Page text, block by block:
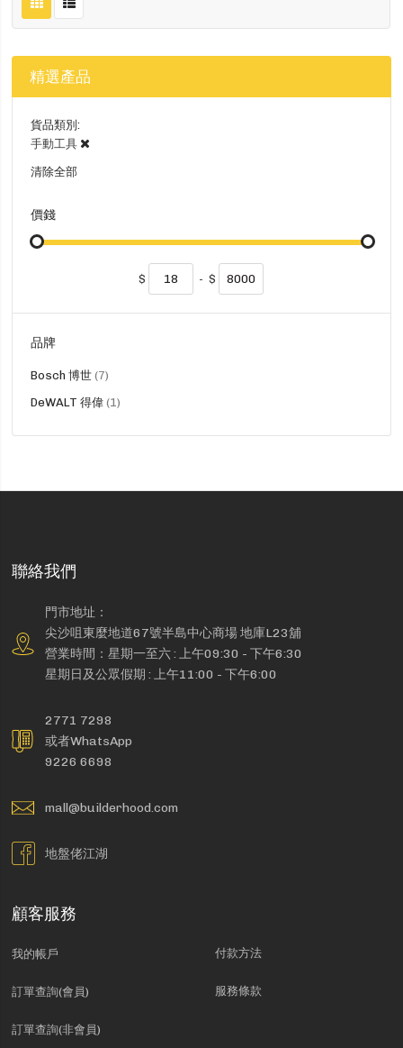
精選產品
貨品類別
手動工具
清除全部
價錢
$ - $
品牌
Bosch 博世 7貨
DeWALT 得偉 1貨
聯絡我們
門市地址：
尖沙咀東麼地道67號半島中心商場 地庫L23舖
營業時間：星期一至六 : 上午09:30 - 下午6:30
星期日及公眾假期 : 上午11:00 - 下午6:00
2771 7298
或者WhatsApp
9226 6698
mall@builderhood.com
地盤佬江湖
顧客服務
我的帳戶
訂單查詢(會員)
訂單查詢(非會員)
付款方法
服務條款